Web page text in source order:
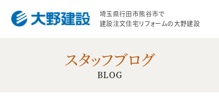
埼玉県行田市熊谷市で
建設注文住宅リフォームの大野建設
スタッフブログ
BLOG